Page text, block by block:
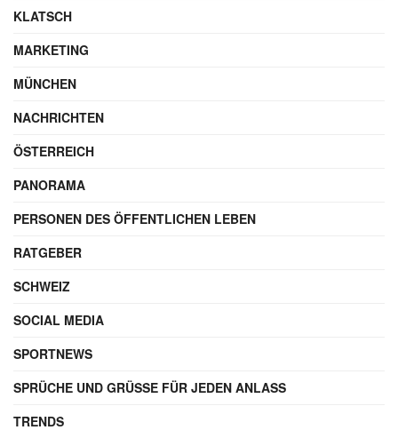
KLATSCH
MARKETING
MÜNCHEN
NACHRICHTEN
ÖSTERREICH
PANORAMA
PERSONEN DES ÖFFENTLICHEN LEBEN
RATGEBER
SCHWEIZ
SOCIAL MEDIA
SPORTNEWS
SPRÜCHE UND GRÜSSE FÜR JEDEN ANLASS
TRENDS